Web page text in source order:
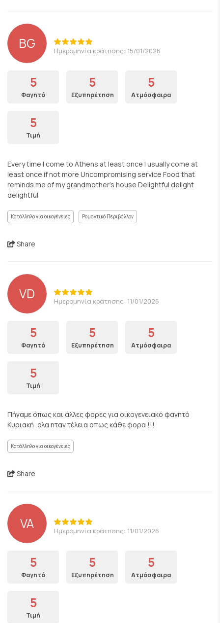
BG Ημερομηνία κράτησης: 15/01/2026
5
Φαγητό
5
Εξυπηρέτηση
5
Ατμόσφαιρα
5
Τιμή
Every time I come to Athens at least once I usually come at
least once if not more Uncompromising service Food that
reminds me of my grandmother's house Delightful delight
delightful
Κατάλληλο για οικογένειες Ρομαντικό Περιβάλλον
Share
VD Ημερομηνία κράτησης: 11/01/2026
5
Φαγητό
5
Εξυπηρέτηση
5
Ατμόσφαιρα
5
Τιμή
Πήγαμε όπως και άλλες φορες για οικογενειακό φαγητό
Κυριακή ,ολα ηταν τέλεια οπως κάθε φορα !!!
Κατάλληλο για οικογένειες
Share
VA Ημερομηνία κράτησης: 11/01/2026
5
Φαγητό
5
Εξυπηρέτηση
5
Ατμόσφαιρα
5
Τιμή